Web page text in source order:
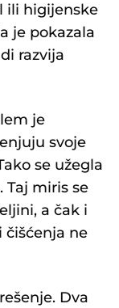
ili higijenske
je pokazala
razvija
je
svoje
se užegla
Taj miris se
a čak i
ne
Dva